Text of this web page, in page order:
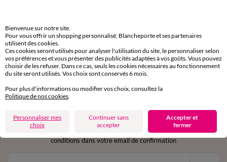
sous 30 jours avec Mondial Relay uniquement
Service clients
par chat et par téléphone
de 8h00 à 20h00 du lundi au samedi
en vous inscrivant à la newsletter
conditions dans votre email de confirmation
Bienvenue sur notre site.
Pour vous offrir un shopping personnalisé, Blancheporte et ses partenaires
utilisent des cookies.
Ces cookies seront utilisés pour analyser l'utilisation du site, le personnaliser selon
vos préférences et vous présenter des publicités adaptées à vos goûts. Vous pouvez
choisir de les refuser. Dans ce cas, seuls les cookies nécessaires au fonctionnement
du site seront utilisés. Vos choix sont conservés 6 mois.
Pour plus d'informations ou modifier vos choix, consultez la
Politique de nos cookies
Personnaliser mes
choix
Continuer sans
accepter
Accepter et
fermer